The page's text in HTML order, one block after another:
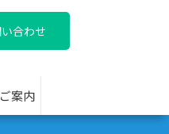
合わせ
案内